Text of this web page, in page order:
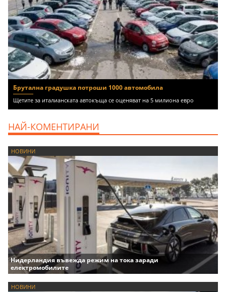
Брутална градушка потроши 1000 автомобила
Щетите за италианската автокъща се оценяват на 5 милиона евро
НАЙ-КОМЕНТИРАНИ
НОВИНИ
Нидерландия въвежда режим на тока заради
електромобилите
НОВИНИ